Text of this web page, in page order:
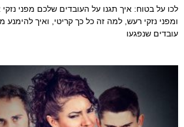
לכו על בטוח: איך תגנו על העובדים שלכם מפני נזקי
ומפני נזקי רעש, למה זה כל כך קריטי, ואיך להימנע
עובדים שנפגעו